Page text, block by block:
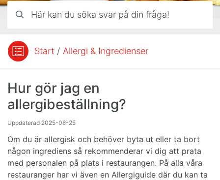
Här kan du söka svar på din fråga!
Du är här:Start / Allergi & Ingredienser
Hur gör jag en
allergibeställning?
Uppdaterad 2025-08-25
Om du är allergisk och behöver byta ut eller ta bort
någon ingrediens så rekommenderar vi dig att prata
med personalen på plats i restaurangen. På alla våra
restauranger har vi även en Allergiguide där du kan ta